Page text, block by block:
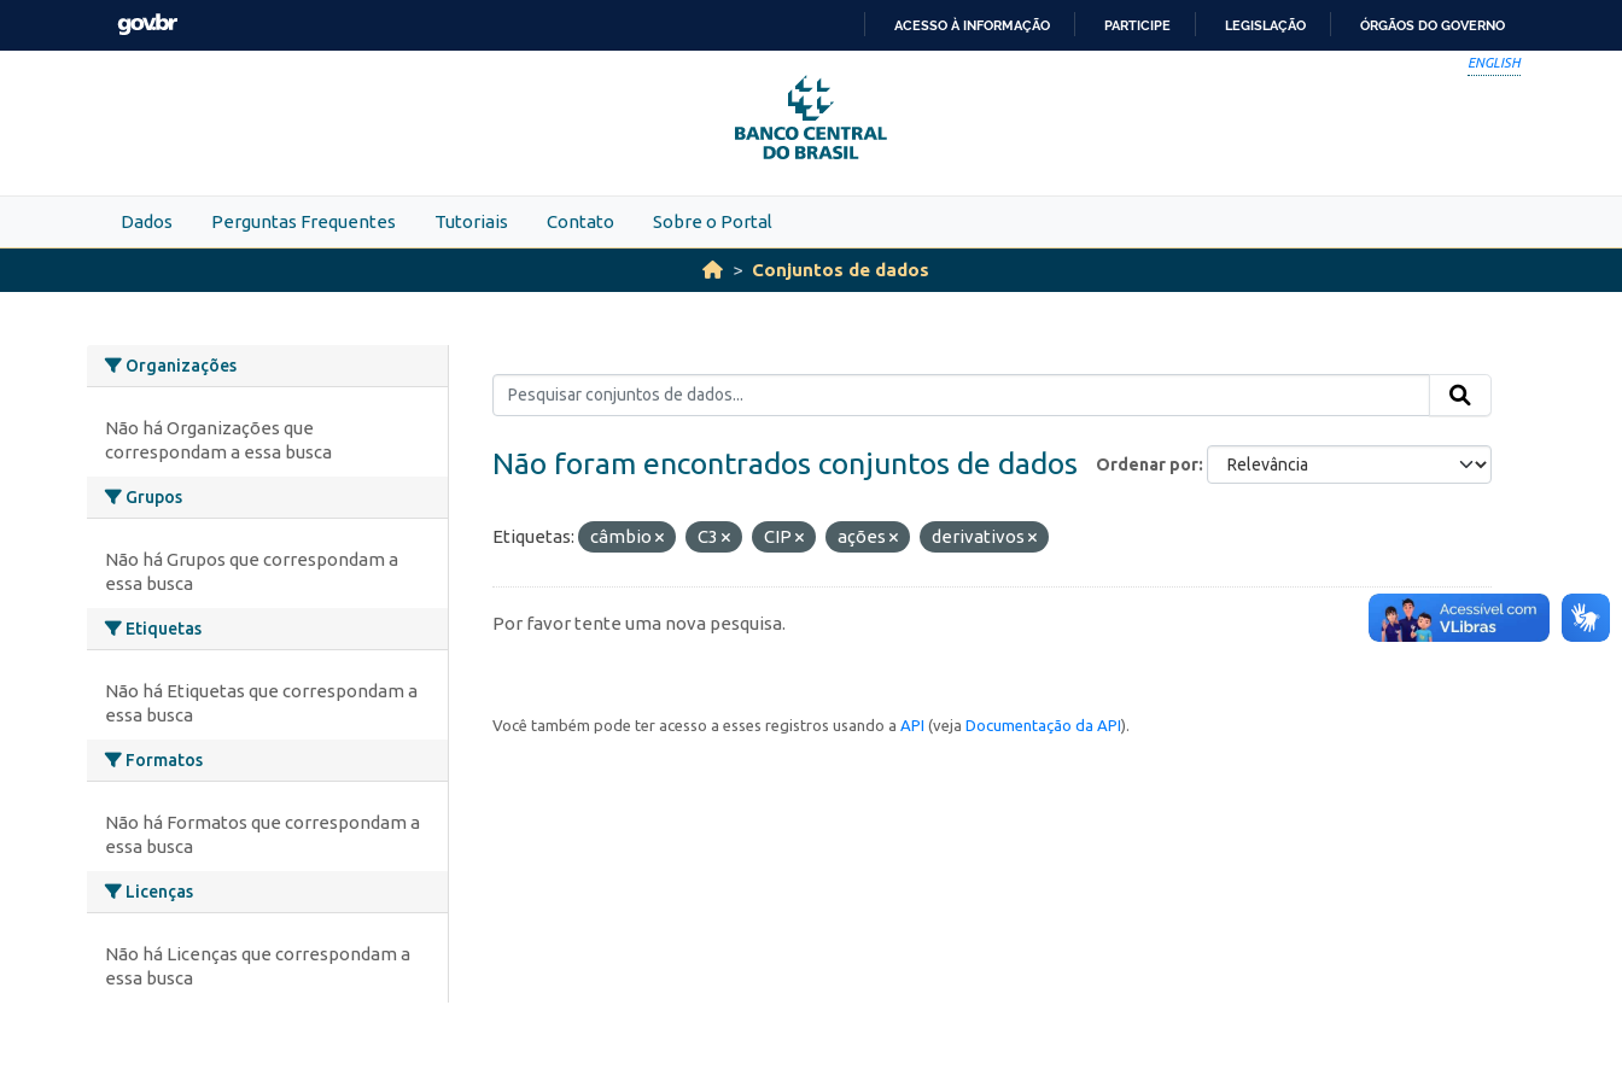
Skip to main content
PARA
O
CONTEÚDO
ACESSO À INFORMAÇÃO PARTICIPE LEGISLAÇÃO ÓRGÃOS DO GOVERNO
ENGLISH
Dados Perguntas Frequentes Tutoriais Contato Sobre o Portal
Conjuntos de dados
Organizações
Não há Organizações que
correspondam a essa busca
Grupos
Não há Grupos que correspondam a
essa busca
Etiquetas
Não há Etiquetas que correspondam a
essa busca
Formatos
Não há Formatos que correspondam a
essa busca
Licenças
Não há Licenças que correspondam a
essa busca
Ordenar por
Não foram encontrados conjuntos de dados
Etiquetas: câmbio C3 CIP ações derivativos
Por favor tente uma nova pesquisa.
Você também pode ter acesso a esses registros usando a API (veja Documentação da API).